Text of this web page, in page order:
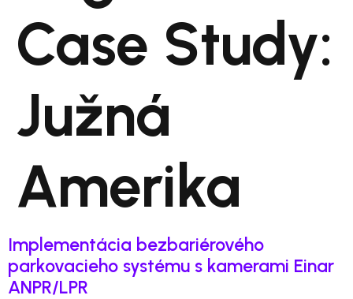
Case Study:
Južná
Amerika
Implementácia bezbariérového
parkovacieho systému s kamerami Einar
ANPR/LPR